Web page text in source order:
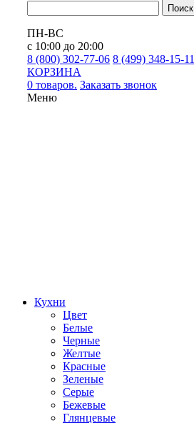
Поиск
ПН-ВС
с 10:00 до 20:00
8 (800) 302-77-06 8 (499) 348-15-11
КОРЗИНА
0 товаров. Заказать звонок
Меню
Кухни
Цвет
Белые
Черные
Желтые
Красные
Зеленые
Серые
Бежевые
Глянцевые